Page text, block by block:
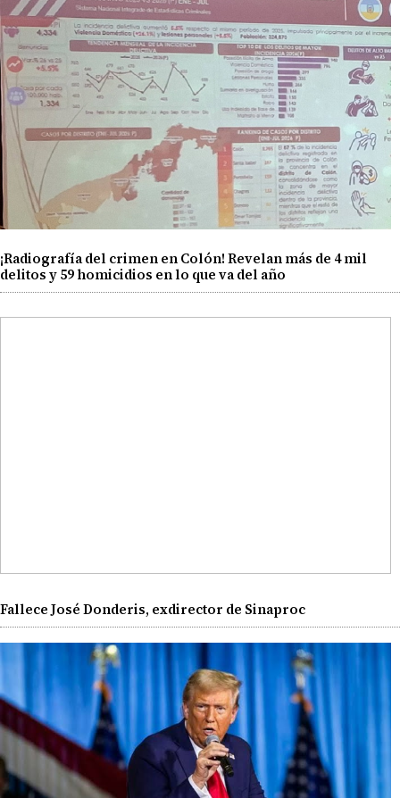
¡Radiografía del crimen en Colón! Revelan más de 4 mil
delitos y 59 homicidios en lo que va del año
Fallece José Donderis, exdirector de Sinaproc